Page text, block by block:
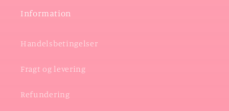
Information
Handelsbetingelser
Fragt og levering
Refundering